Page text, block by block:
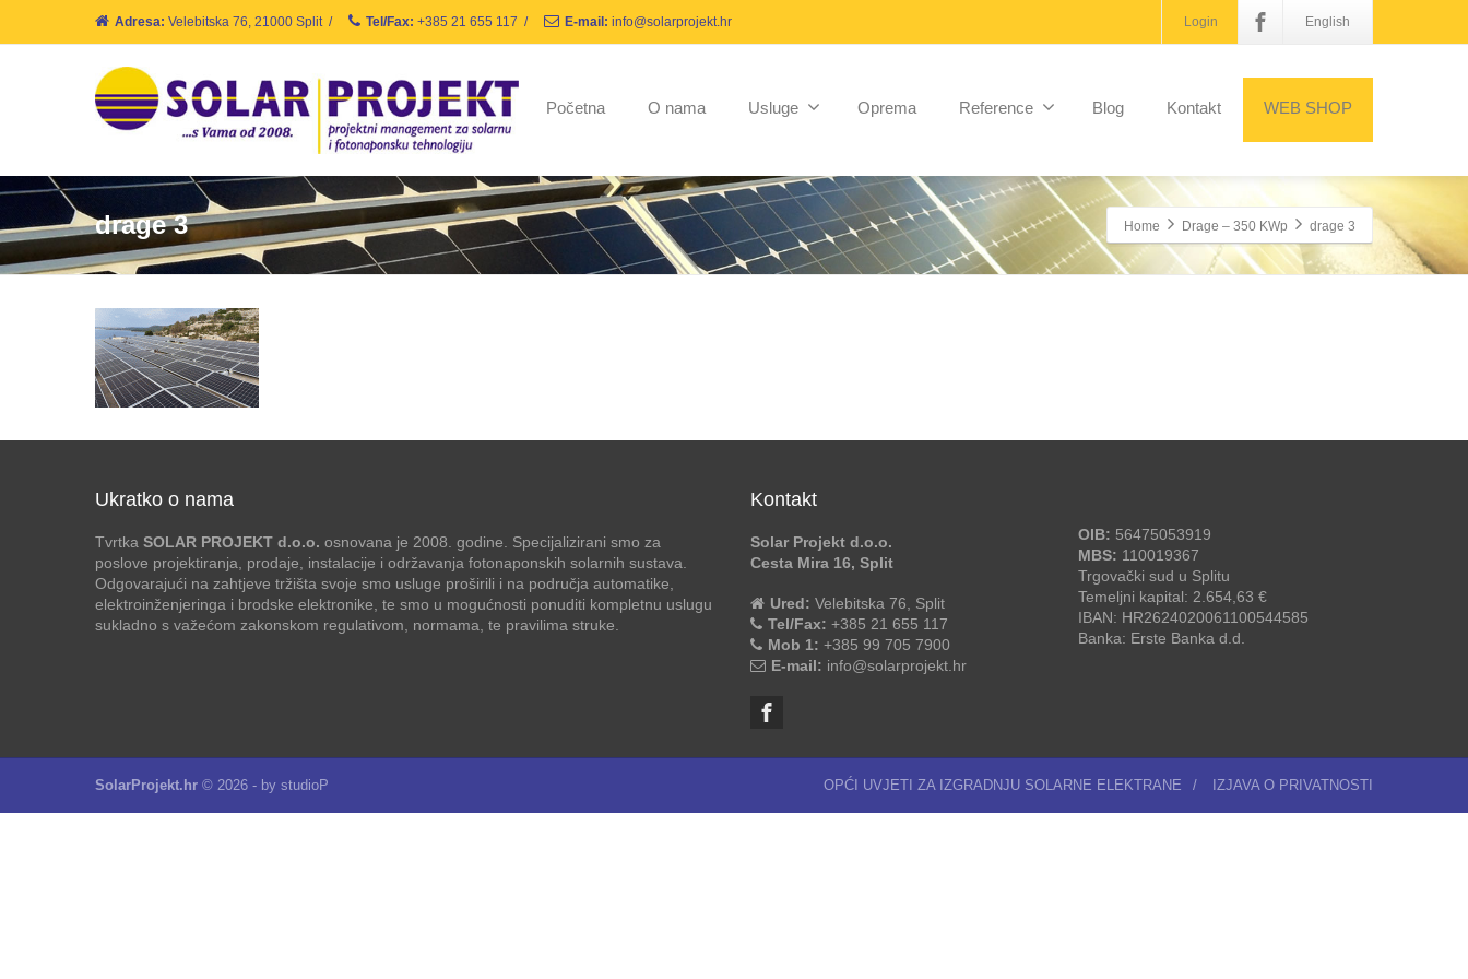
Adresa: Velebitska 76, 21000 Split / Tel/Fax: +385 21 655 117 / E-mail: info@solarprojekt.hr Login English
Početna O nama Usluge Oprema Reference Blog Kontakt WEB SHOP
drage 3 Home Drage – 350 KWp drage 3
Ukratko o nama
Tvrtka SOLAR PROJEKT d.o.o. osnovana je 2008. godine. Specijalizirani smo za
poslove projektiranja, prodaje, instalacije i održavanja fotonaponskih solarnih sustava.
Odgovarajući na zahtjeve tržišta svoje smo usluge proširili i na područja automatike,
elektroinženjeringa i brodske elektronike, te smo u mogućnosti ponuditi kompletnu uslugu
sukladno s važećom zakonskom regulativom, normama, te pravilima struke.
Kontakt
Solar Projekt d.o.o.
Cesta Mira 16, Split
Ured: Velebitska 76, Split
Tel/Fax: +385 21 655 117
Mob 1: +385 99 705 7900
E-mail: info@solarprojekt.hr
OIB: 56475053919
MBS: 110019367
Trgovački sud u Splitu
Temeljni kapital: 2.654,63 €
IBAN: HR2624020061100544585
Banka: Erste Banka d.d.
SolarProjekt.hr © 2026 - by studioP OPĆI UVJETI ZA IZGRADNJU SOLARNE ELEKTRANE / IZJAVA O PRIVATNOSTI